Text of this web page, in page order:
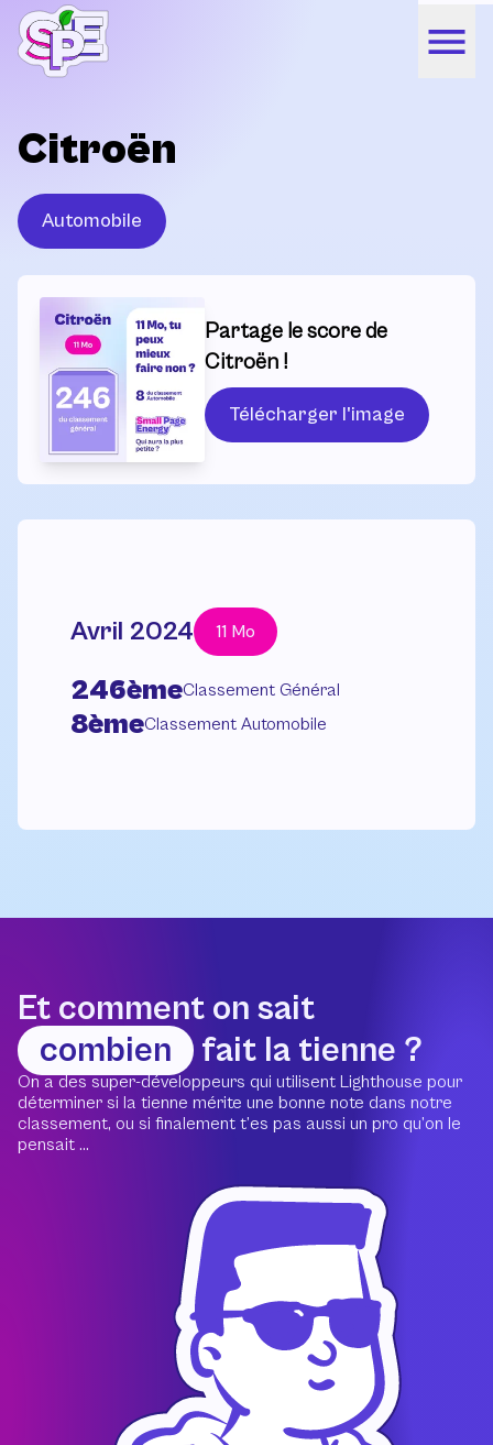
Citroën
Automobile
Partage le score de
Citroën !
Télécharger l'image
Avril 2024 11 Mo
246èmeClassement Général
8èmeClassement Automobile
Et comment on sait
combien
fait la tienne ?
On a des super-développeurs qui utilisent Lighthouse pour
déterminer si la tienne mérite une bonne note dans notre
classement, ou si finalement t’es pas aussi un pro qu’on le
pensait ...